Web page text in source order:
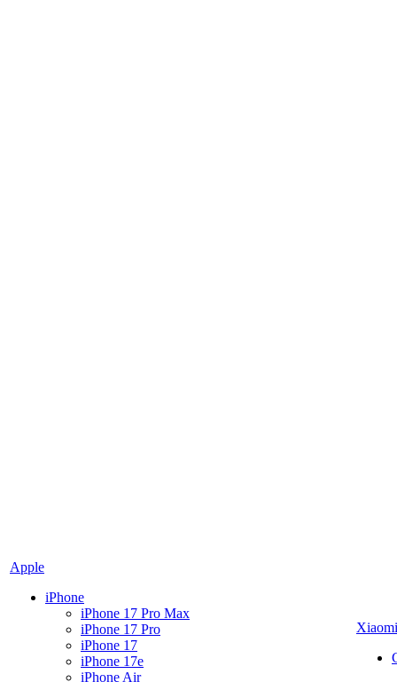
Apple
iPhone
iPhone 17 Pro Max
iPhone 17 Pro
iPhone 17
iPhone 17e
iPhone Air
Xiaomi